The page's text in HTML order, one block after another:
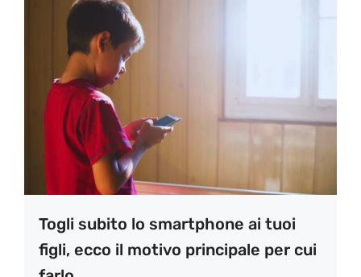
Togli subito lo smartphone ai tuoi
figli, ecco il motivo principale per cui